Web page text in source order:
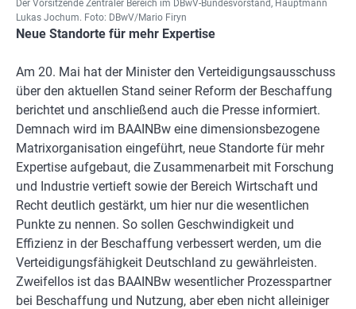
Der Vorsitzende Zentraler Bereich im DBwV-Bundesvorstand, Hauptmann
Lukas Jochum. Foto: DBwV/Mario Firyn
Neue Standorte für mehr Expertise
Am 20. Mai hat der Minister den Verteidigungsausschuss
über den aktuellen Stand seiner Reform der Beschaffung
berichtet und anschließend auch die Presse informiert.
Demnach wird im BAAINBw eine dimensionsbezogene
Matrixorganisation eingeführt, neue Standorte für mehr
Expertise aufgebaut, die Zusammenarbeit mit Forschung
und Industrie vertieft sowie der Bereich Wirtschaft und
Recht deutlich gestärkt, um hier nur die wesentlichen
Punkte zu nennen. So sollen Geschwindigkeit und
Effizienz in der Beschaffung verbessert werden, um die
Verteidigungsfähigkeit Deutschland zu gewährleisten.
Zweifellos ist das BAAINBw wesentlicher Prozesspartner
bei Beschaffung und Nutzung, aber eben nicht alleiniger